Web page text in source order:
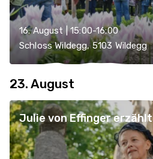
16. August | 15:00-16:00
Schloss Wildegg, 5103 Wildegg
23. August
Julie von Effinger erzählt